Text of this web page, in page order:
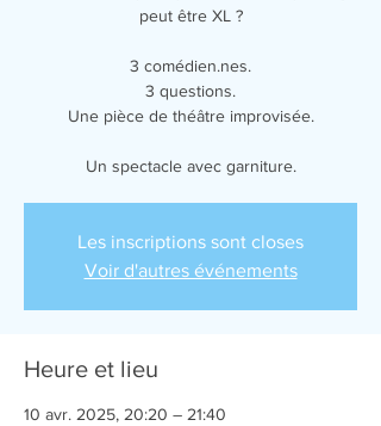
peut être XL ?
3 comédien.nes.
3 questions.
Une pièce de théâtre improvisée.
Un spectacle avec garniture.
Les inscriptions sont closes
Voir d'autres événements
Heure et lieu
10 avr. 2025, 20:20 – 21:40